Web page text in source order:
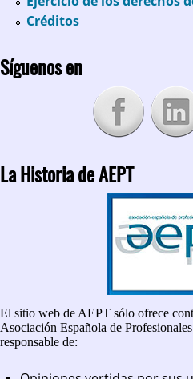
Créditos
Síguenos en
La Historia de AEPT
El sitio web de AEPT sólo ofrece
Asociación Española de
responsable de: